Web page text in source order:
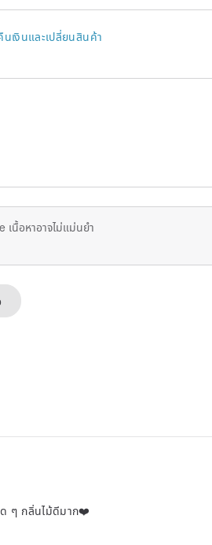
นเงินและเปลี่ยนสินค้า
เนื้อหาอาจไม่แม่นยำ
ๆ กลิ่นไม้ดีมาก❤️